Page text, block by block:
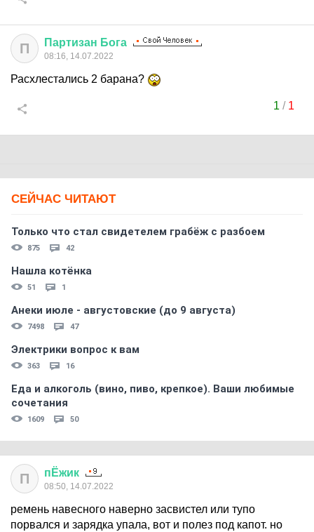
П Партизан Бога
08:16, 14.07.2022
Расхлестались 2 барана?
1 / 1
СЕЙЧАС ЧИТАЮТ
Только что стал свидетелем грабёж с разбоем
875 42
Нашла котёнка
51 1
Анеки июле - августовские (до 9 августа)
7498 47
Электрики вопрос к вам
363 16
Еда и алкоголь (вино, пиво, крепкое). Ваши любимые
сочетания
1609 50
П пЁжик
08:50, 14.07.2022
ремень навесного наверно засвистел или тупо
порвался и зарядка упала, вот и полез под капот. но